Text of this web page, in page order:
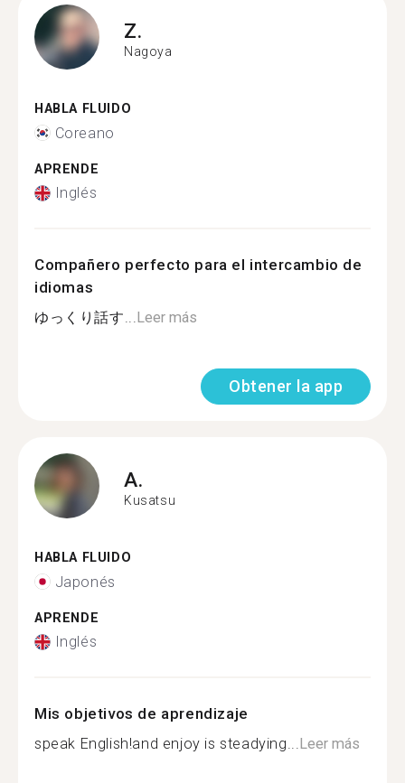
Z.
Nagoya
HABLA FLUIDO
Coreano
APRENDE
Inglés
Compañero perfecto para el intercambio de
idiomas
ゆっくり話す...Leer más
Obtener la app
A.
Kusatsu
HABLA FLUIDO
Japonés
APRENDE
Inglés
Mis objetivos de aprendizaje
speak English!and enjoy is steadying...Leer más